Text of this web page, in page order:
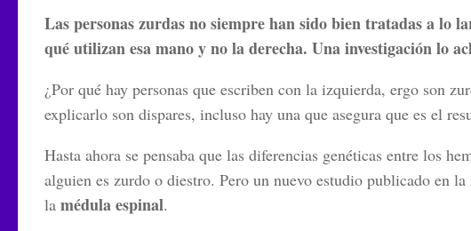
Las personas zurdas no siempre han sido bien tratadas a lo
qué utilizan esa mano y no la derecha. Una investigación lo
¿Por qué hay personas que escriben con la izquierda, ergo son
explicarlo son dispares, incluso hay una que asegura que es el
Hasta ahora se pensaba que las diferencias genéticas entre los
alguien es zurdo o diestro. Pero un nuevo estudio publicado en
la médula espinal.